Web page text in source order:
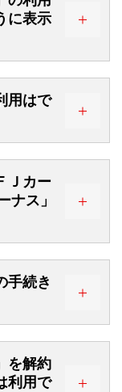
に表示
用はで
Ｊカー
ナス」
手続き
を解約
利用で